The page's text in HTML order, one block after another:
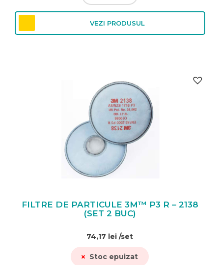
VEZI PRODUSUL
FILTRE DE PARTICULE 3M™ P3 R – 2138
(SET 2 BUC)
74,17 lei /set
Stoc epuizat